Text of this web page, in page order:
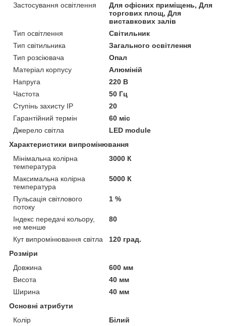
Застосування освітлення
Для офісних приміщень, Для
торгових площ, Для
виставкових залів
Тип освітлення
Світильник
Тип світильника
Загального освітлення
Тип розсіювача
Опал
Матеріал корпусу
Алюміній
Напруга
220 В
Частота
50 Гц
Ступінь захисту IP
20
Гарантійний термін
60 міс
Джерело світла
LED module
Характеристики випромінювання
Мінімальна колірна
температура
3000 К
Максимальна колірна
температура
5000 К
Пульсація світлового
потоку
1 %
Індекс передачі кольору,
не менше
80
Кут випромінювання світла
120 град.
Розміри
Довжина
600 мм
Висота
40 мм
Ширина
40 мм
Основні атрибути
Колір
Білий